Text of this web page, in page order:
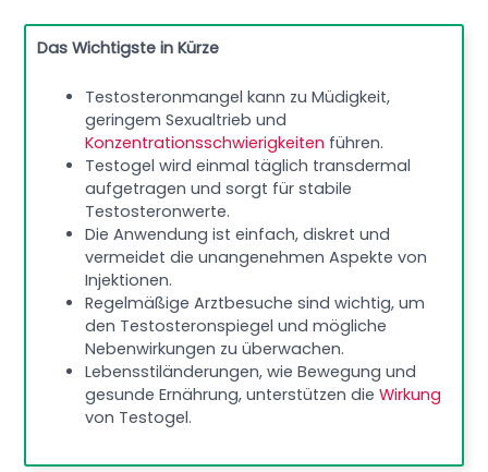
Das Wichtigste in Kürze
Testosteronmangel kann zu Müdigkeit,
geringem Sexualtrieb und
Konzentrationsschwierigkeiten führen.
Testogel wird einmal täglich transdermal
aufgetragen und sorgt für stabile
Testosteronwerte.
Die Anwendung ist einfach, diskret und
vermeidet die unangenehmen Aspekte von
Injektionen.
Regelmäßige Arztbesuche sind wichtig, um
den Testosteronspiegel und mögliche
Nebenwirkungen zu überwachen.
Lebensstiländerungen, wie Bewegung und
gesunde Ernährung, unterstützen dieWirkung
von Testogel.